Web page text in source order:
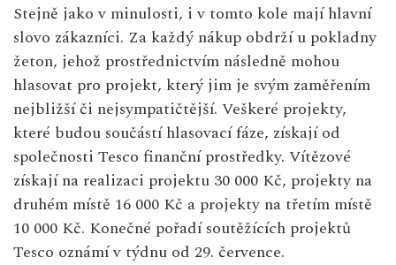
Stejně jako v minulosti, i v tomto kole mají hlavní
slovo zákazníci. Za každý nákup obdrží u pokladny
žeton, jehož prostřednictvím následně mohou
hlasovat pro projekt, který jim je svým zaměřením
nejbližší či nejsympatičtější. Veškeré projekty,
které budou součástí hlasovací fáze, získají od
společnosti Tesco finanční prostředky. Vítězové
získají na realizaci projektu 30 000 Kč, projekty na
druhém místě 16 000 Kč a projekty na třetím místě
10 000 Kč. Konečné pořadí soutěžících projektů
Tesco oznámí v týdnu od 29. července.